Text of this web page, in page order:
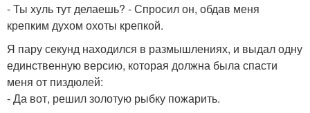
- Ты хуль тут делаешь? - Спросил он, обдав меня
крепким духом охоты крепкой.
Я пару секунд находился в размышлениях, и выдал одну
единственную версию, которая должна была спасти
меня от пиздюлей:
- Да вот, решил золотую рыбку пожарить.